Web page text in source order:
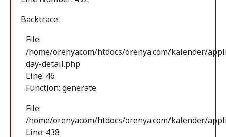
Backtrace:
File:
/home/orenyacom/htdocs/orenya.com/kalender/
day-detail.php
Line: 46
Function: generate
File:
/home/orenyacom/htdocs/orenya.com/kalender/
Line: 438